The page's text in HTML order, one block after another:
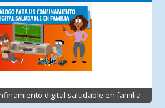
digital saludable en familia